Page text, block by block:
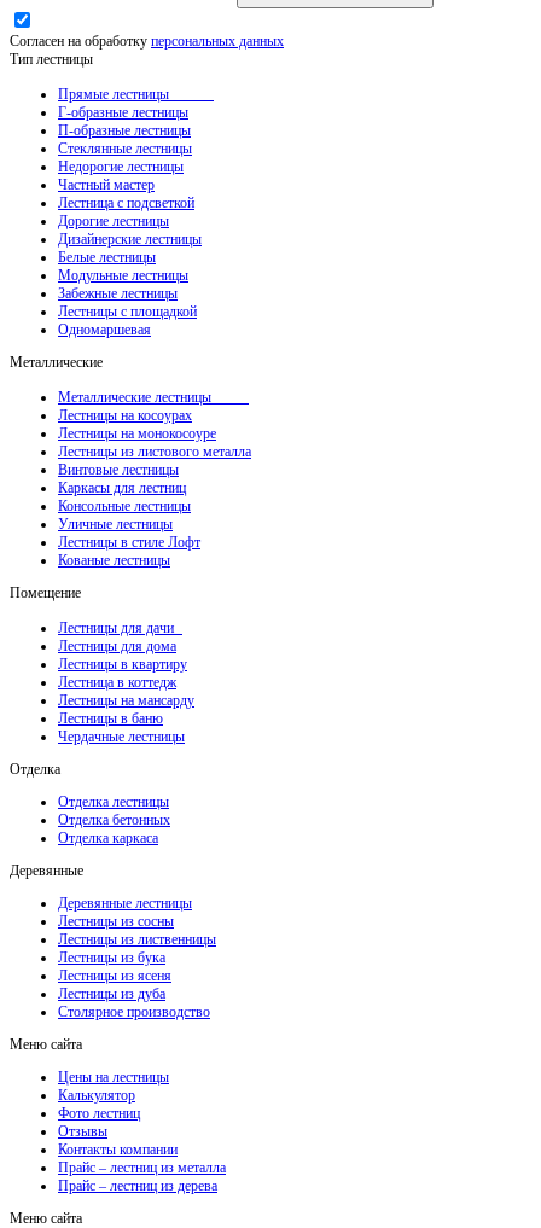
Согласен на обработку персональных данных
Тип лестницы
Прямые лестницы
Г-образные лестницы
П-образные лестницы
Стеклянные лестницы
Недорогие лестницы
Частный мастер
Лестница с подсветкой
Дорогие лестницы
Дизайнерские лестницы
Белые лестницы
Модульные лестницы
Забежные лестницы
Лестницы с площадкой
Одномаршевая
Металлические
Металлические лестницы
Лестницы на косоурах
Лестницы на монокосоуре
Лестницы из листового металла
Винтовые лестницы
Каркасы для лестниц
Консольные лестницы
Уличные лестницы
Лестницы в стиле Лофт
Кованые лестницы
Помещение
Лестницы для дачи
Лестницы для дома
Лестницы в квартиру
Лестница в коттедж
Лестницы на мансарду
Лестницы в баню
Чердачные лестницы
Отделка
Отделка лестницы
Отделка бетонных
Отделка каркаса
Деревянные
Деревянные лестницы
Лестницы из сосны
Лестницы из лиственницы
Лестницы из бука
Лестницы из ясеня
Лестницы из дуба
Столярное производство
Меню сайта
Цены на лестницы
Калькулятор
Фото лестниц
Отзывы
Контакты компании
Прайс – лестниц из металла
Прайс – лестниц из дерева
Меню сайта